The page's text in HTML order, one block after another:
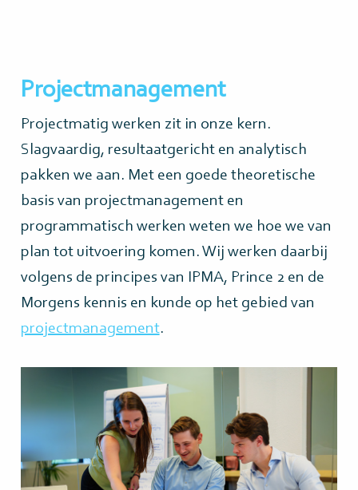
Projectmanagement
Projectmatig werken zit in onze kern.
Slagvaardig, resultaatgericht en analytisch
pakken we aan. Met een goede theoretische
basis van projectmanagement en
programmatisch werken weten we hoe we van
plan tot uitvoering komen. Wij werken daarbij
volgens de principes van IPMA, Prince 2 en de
Morgens kennis en kunde op het gebied van
projectmanagement.